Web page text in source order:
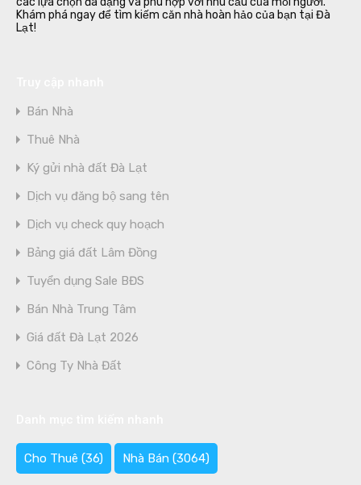
Khám phá ngay để tìm kiếm căn nhà hoàn hảo của bạn tại Đà
Lạt!
Bán Nhà
Thuê Nhà
Ký gửi nhà đất Đà Lạt
Dịch vụ đăng bộ sang tên
Dịch vụ check quy hoạch
Bảng giá đất Lâm Đồng
Tuyển dụng Sale BĐS
Bán Nhà Trung Tâm
Giá đất Đà Lạt 2026
Công Ty Nhà Đất
Cho Thuê (36) Nhà Bán (3064)